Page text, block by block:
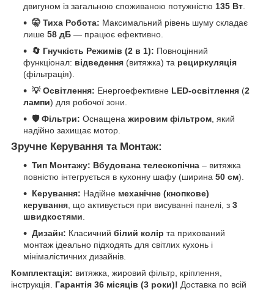
двигуном із загальною споживаною потужністю 135 Вт
🤫 Тиха Робота: Максимальний рівень шуму складає
лише 58 дБ — працює ефективно.
🔄 Гнучкість Режимів (2 в 1): Повноцінний
функціонал: відведення (витяжка) та рециркуляція
(фільтрація).
💡 Освітлення: Енергоефективне LED-освітлення (2
лампи) для робочої зони.
🛡️ Фільтри: Оснащена жировим фільтром , який
надійно захищає мотор.
Зручне Керування та Монтаж:
Тип Монтажу: Вбудована телескопічна – витяжка
повністю інтегрується в кухонну шафу (ширина 50 см).
Керування: Надійне механічне (кнопкове)
керування , що активується при висуванні панелі, з 3
швидкостями
Дизайн: Класичний білий колір та прихований
монтаж ідеально підходять для світлих кухонь і
мінімалістичних дизайнів.
Комплектація: витяжка, жировий фільтр, кріплення,
інструкція. Гарантія 36 місяців (3 роки)! Доставка по всій